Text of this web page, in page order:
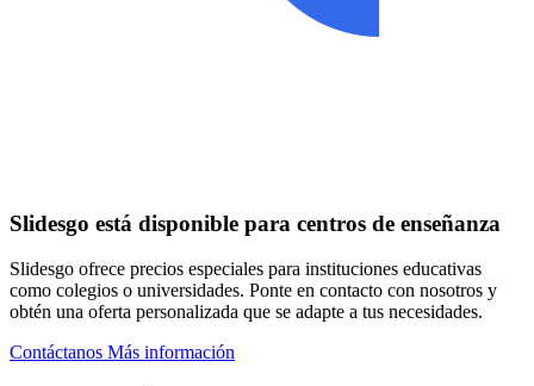
Slidesgo está disponible para centros de enseñanza
Slidesgo ofrece precios especiales para instituciones educativas
como colegios o universidades. Ponte en contacto con nosotros y
obtén una oferta personalizada que se adapte a tus necesidades.
Contáctanos Más información